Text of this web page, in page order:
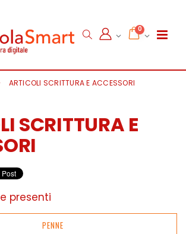
0
ARTICOLI SCRITTURA E ACCESSORI
SCRITTURA E
presenti
PENNE